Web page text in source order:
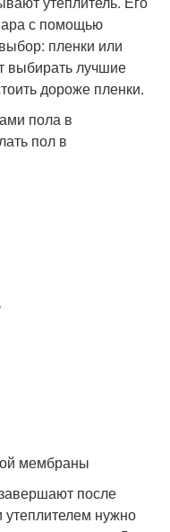
с помощью
пленки или
выбирать лучшие
дороже пленки.
мембраны
после
нужно